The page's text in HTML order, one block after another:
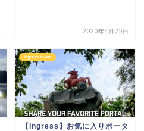
2020年4月25日
Ingress Event
【Ingress】お気に入りポータ